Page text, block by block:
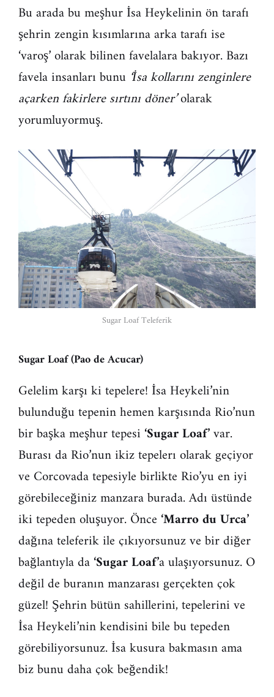
Bu arada bu meşhur İsa Heykelinin ön tarafı
şehrin zengin kısımlarına arka tarafı ise
‘varoş’ olarak bilinen favelalara bakıyor. Bazı
favela insanları bunu ‘İsa kollarını zenginlere
açarken fakirlere sırtını döner’olarak
yorumluyormuş.
Sugar Loaf Teleferik
Sugar Loaf (Pao de Acucar)
Gelelim karşı ki tepelere! İsa Heykeli’nin
bulunduğu tepenin hemen karşısında Rio’nun
bir başka meşhur tepesi ‘Sugar Loaf’var.
Burası da Rio’nun ikiz tepelerı olarak geçiyor
ve Corcovada tepesiyle birlikte Rio’yu en iyi
görebileceğiniz manzara burada. Adı üstünde
iki tepeden oluşuyor. Önce ‘Marro du Urca’
dağına teleferik ile çıkıyorsunuz ve bir diğer
bağlantıyla da‘Sugar Loaf’a ulaşıyorsunuz. O
değil de buranın manzarası gerçekten çok
güzel! Şehrin bütün sahillerini, tepelerini ve
İsa Heykeli’nin kendisini bile bu tepeden
görebiliyorsunuz. İsa kusura bakmasın ama
biz bunu daha çok beğendik!